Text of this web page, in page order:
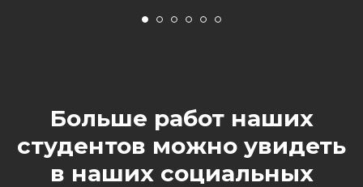
Больше работ наших
студентов можно увидеть
в наших социальных